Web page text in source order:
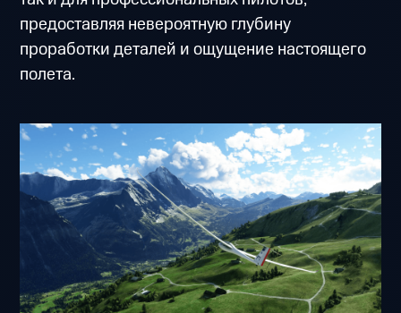
предоставляя невероятную глубину
проработки деталей и ощущение настоящего
полета.